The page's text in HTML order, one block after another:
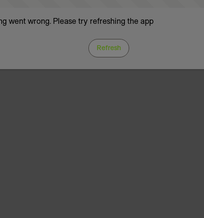
went wrong. Please try refreshing the app
Refresh